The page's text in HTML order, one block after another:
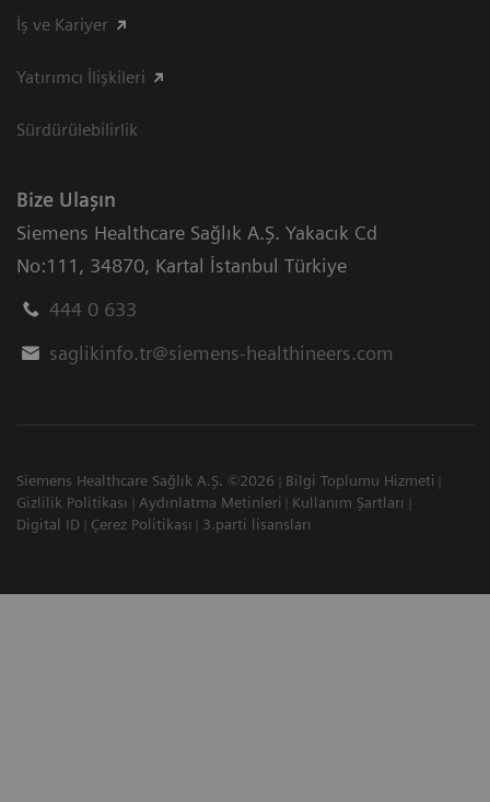
İş ve Kariyer
Yatırımcı İlişkileri
Sürdürülebilirlik
Bize Ulaşın
Siemens Healthcare Sağlık A.Ş. Yakacık Cd
No:111, 34870, Kartal İstanbul Türkiye
444 0 633
saglikinfo.tr@siemens-healthineers.com
Siemens Healthcare Sağlık A.Ş. ©2026
Bilgi Toplumu Hizmeti
Gizlilik Politikası
Aydınlatma Metinleri
Kullanım Şartları
Digital ID
Çerez Politikası 3.parti lisansları